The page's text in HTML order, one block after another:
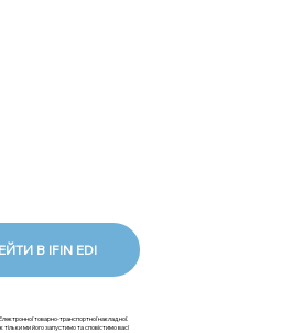
В IFIN EDI
товарно-транспортної накладної.
ми його запустимо та сповістимо вас!